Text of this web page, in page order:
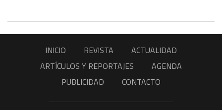
INICIO REVISTA
ACTUALIDAD
ARTÍCULOS Y REPORTAJES
AGENDA
PUBLICIDAD
CONTACTO